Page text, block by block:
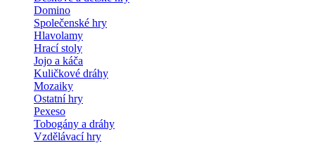
Domino
Společenské hry
Hlavolamy
Hrací stoly
Jojo a káča
Kuličkové dráhy
Mozaiky
Ostatní hry
Pexeso
Tobogány a dráhy
Vzdělávací hry